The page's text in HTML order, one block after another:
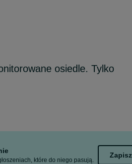
osiedle. Tylko
które do niego pasują.
Zapisz